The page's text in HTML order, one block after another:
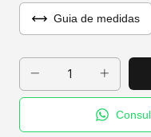
Guia de medidas